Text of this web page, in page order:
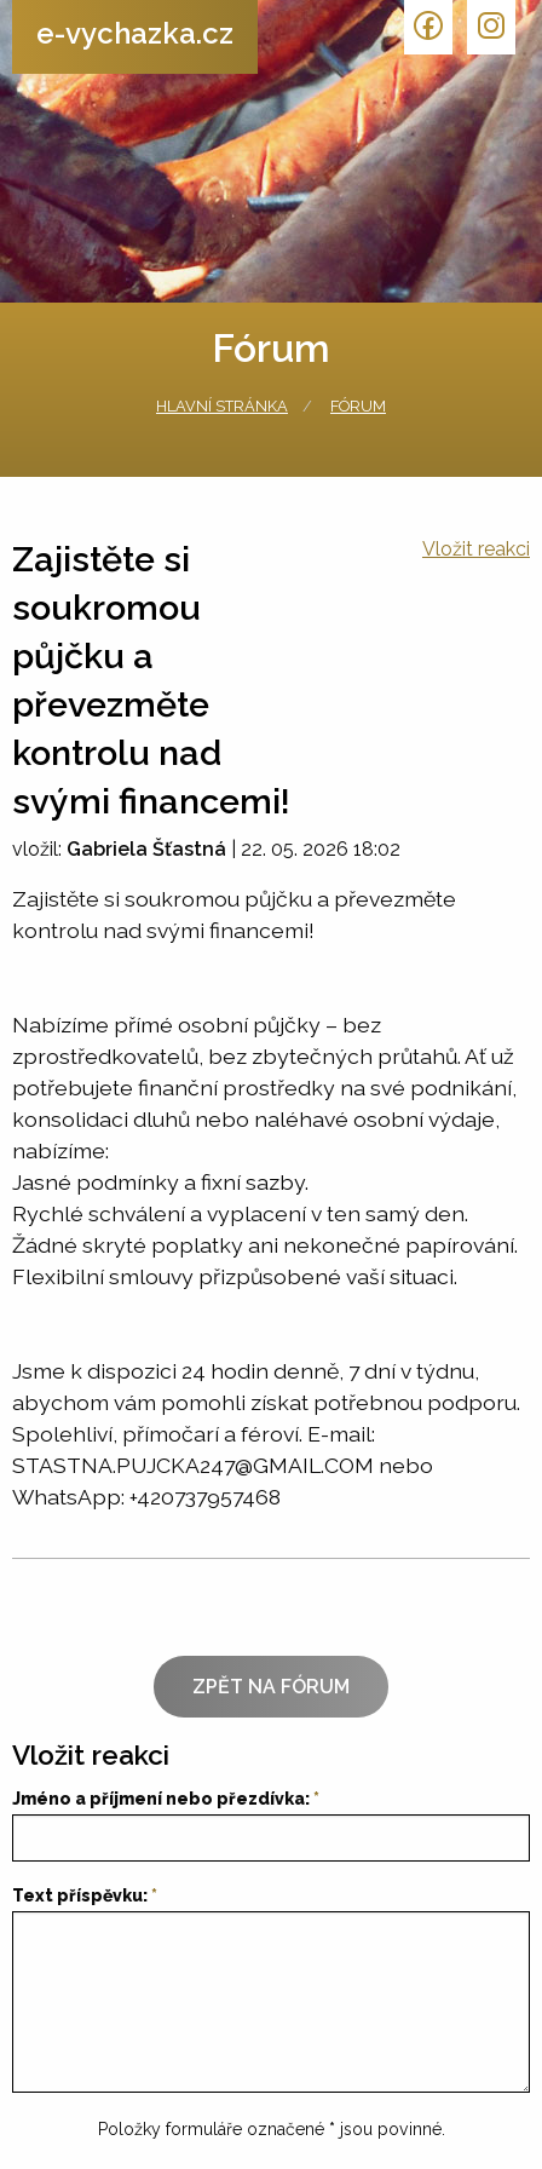
e-vychazka.cz
Fórum
HLAVNÍ STRÁNKA FÓRUM
Zajistěte si
soukromou
půjčku a
převezměte
kontrolu nad
svými financemi!
Vložit reakci
vložil: Gabriela Šťastná 22. 05. 2026 18:02
Zajistěte si soukromou půjčku a převezměte
kontrolu nad svými financemi!
Nabízíme přímé osobní půjčky – bez
zprostředkovatelů, bez zbytečných průtahů. Ať už
potřebujete finanční prostředky na své podnikání,
konsolidaci dluhů nebo naléhavé osobní výdaje,
nabízíme:
Jasné podmínky a fixní sazby.
Rychlé schválení a vyplacení v ten samý den.
Žádné skryté poplatky ani nekonečné papírování.
Flexibilní smlouvy přizpůsobené vaší situaci.
Jsme k dispozici 24 hodin denně, 7 dní v týdnu,
abychom vám pomohli získat potřebnou podporu.
Spolehliví, přímočarí a féroví. E-mail:
STASTNA.PUJCKA247@GMAIL.COM nebo
WhatsApp: +420737957468
ZPĚT NA FÓRUM
Vložit reakci
Jméno a příjmení nebo přezdívka:
Text příspěvku:
Položky formuláře označené * jsou povinné.